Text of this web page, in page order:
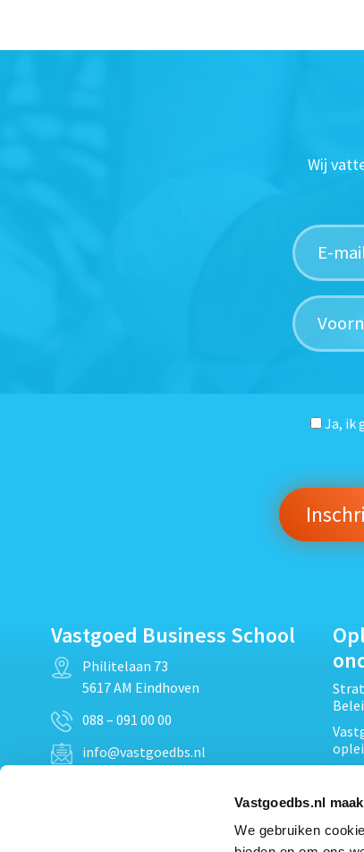
Vastgoedbs.nl
We gebruiken
Wij
Ja, ik
Vastgoed Business School
Philitelaan 73
5617 AM Eindhoven
088 – 091 00 00
info@vastgoedbs.nl